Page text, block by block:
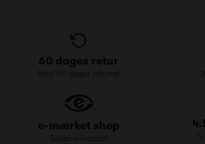
60 dages retur
Altid 60 dages returret
e-mærket shop
Sikker e-handel